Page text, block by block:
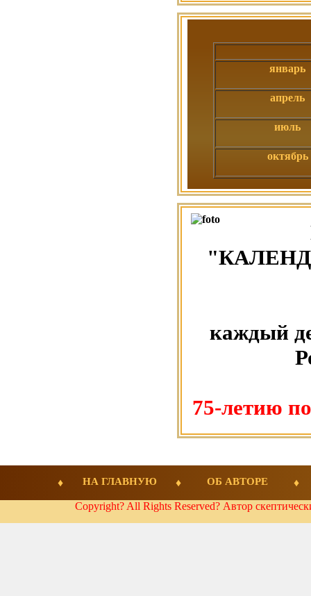
январь
апрель
июль
октябрь
каждый
75-летию
НА ГЛАВНУЮ ОБ АВТОРЕ
Copyright? All Rights Reserved? Автор